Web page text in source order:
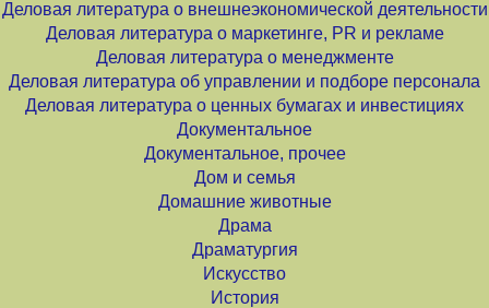
Деловая литература о внешнеэкономической деятельности
Деловая литература о маркетинге, PR и рекламе
Деловая литература о менеджменте
Деловая литература об управлении и подборе персонала
Деловая литература о ценных бумагах и инвестициях
Документальное
Документальное, прочее
Дом и семья
Домашние животные
Драма
Драматургия
Искусство
История